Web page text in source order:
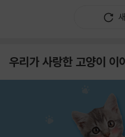
우리가 사랑한 고양이 이